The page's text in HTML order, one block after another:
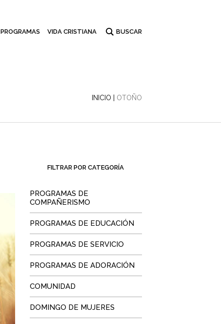
PROGRAMAS VIDA CRISTIANA
INICIO OTOÑO
FILTRAR POR CATEGORÍA
PROGRAMAS DE
COMPAÑERISMO
PROGRAMAS DE EDUCACIÓN
PROGRAMAS DE SERVICIO
PROGRAMAS DE ADORACIÓN
COMUNIDAD
DOMINGO DE MUJERES